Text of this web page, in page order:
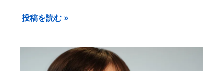
み
投稿を読む »